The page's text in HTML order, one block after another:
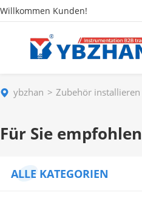
Willkommen Kunden!
ybzhan Zubehör installieren
Für Sie empfohlen
ALLE KATEGORIEN